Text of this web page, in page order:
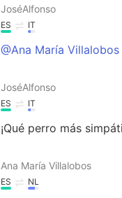
JoséAlfonso
ES IT
@Ana María Villalobos
JoséAlfonso
ES IT
¡Qué perro más
Ana María Villalobos
ES NL